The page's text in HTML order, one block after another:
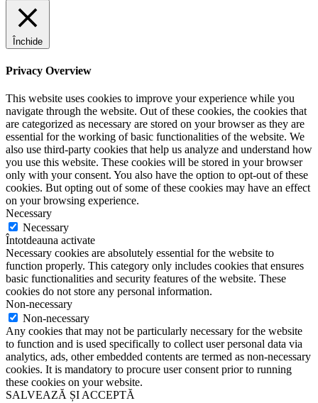
Închide
Privacy Overview
This website uses cookies to improve your experience while you
navigate through the website. Out of these cookies, the cookies that
are categorized as necessary are stored on your browser as they are
essential for the working of basic functionalities of the website. We
also use third-party cookies that help us analyze and understand how
you use this website. These cookies will be stored in your browser
only with your consent. You also have the option to opt-out of these
cookies. But opting out of some of these cookies may have an effect
on your browsing experience.
Necessary
Necessary
Întotdeauna activate
Necessary cookies are absolutely essential for the website to
function properly. This category only includes cookies that ensures
basic functionalities and security features of the website. These
cookies do not store any personal information.
Non-necessary
Non-necessary
Any cookies that may not be particularly necessary for the website
to function and is used specifically to collect user personal data via
analytics, ads, other embedded contents are termed as non-necessary
cookies. It is mandatory to procure user consent prior to running
these cookies on your website.
SALVEAZĂ ȘI ACCEPTĂ